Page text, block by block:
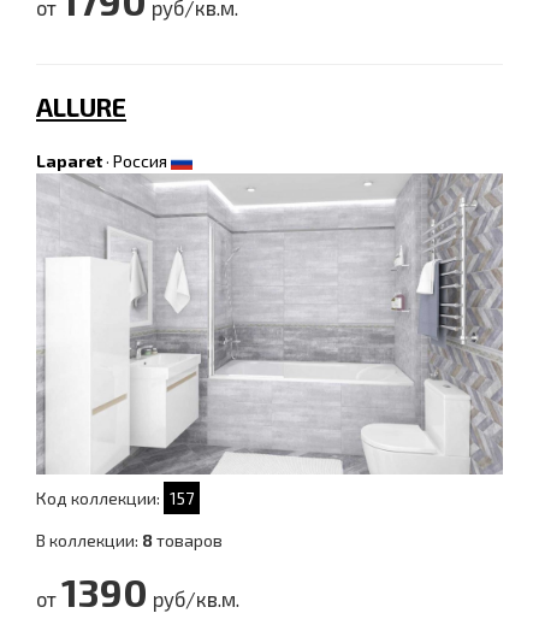
от руб/кв.м.
ALLURE
Laparet· Россия
Код коллекции: 157
В коллекции: 8товаров
от 1390 руб/кв.м.